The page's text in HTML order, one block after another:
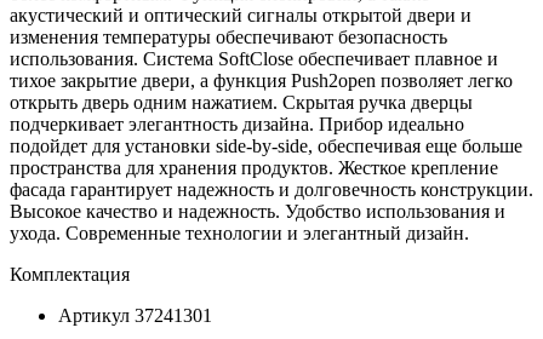
акустический и оптический сигналы открытой двери и
изменения температуры обеспечивают безопасность
использования. Система SoftClose обеспечивает плавное и
тихое закрытие двери, а функция Push2open позволяет легко
открыть дверь одним нажатием. Скрытая ручка дверцы
подчеркивает элегантность дизайна. Прибор идеально
подойдет для установки side-by-side, обеспечивая еще больше
пространства для хранения продуктов. Жесткое крепление
фасада гарантирует надежность и долговечность конструкции.
Высокое качество и надежность. Удобство использования и
ухода. Современные технологии и элегантный дизайн.
Комплектация
Артикул 37241301